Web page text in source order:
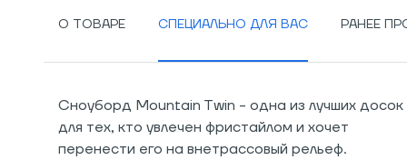
О ТОВАРЕ СПЕЦИАЛЬНО ДЛЯ ВАС РАНЕЕ
Сноуборд Mountain Twin - одна из лучших досок
для тех, кто увлечен фристайлом и хочет
перенести его на внетрассовый рельеф.